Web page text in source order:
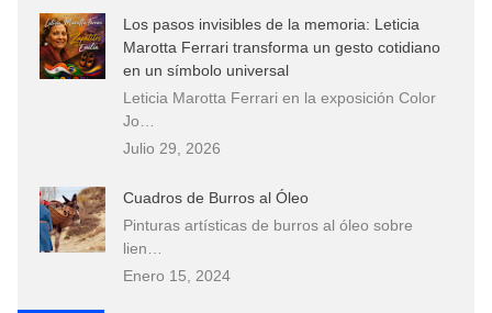
Los pasos invisibles de la memoria: Leticia
Marotta Ferrari transforma un gesto cotidiano
en un símbolo universal
Leticia Marotta Ferrari en la exposición Color
Jo…
Julio 29, 2026
Cuadros de Burros al Óleo
Pinturas artísticas de burros al óleo sobre
lien…
Enero 15, 2024